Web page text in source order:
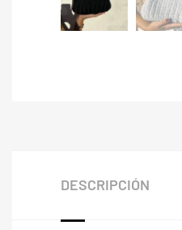
DESCRIPCIÓN